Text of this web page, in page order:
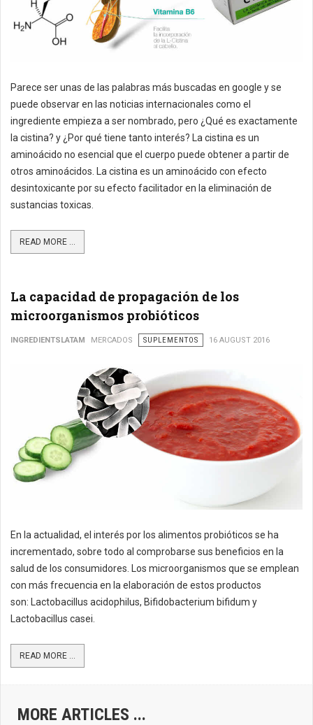
Parece ser unas de las palabras más buscadas en google y se
puede observar en las noticias internacionales como el
ingrediente empieza a ser nombrado, pero ¿Qué es exactamente
la cistina? y ¿Por qué tiene tanto interés? La cistina es un
aminoácido no esencial que el cuerpo puede obtener a partir de
otros aminoácidos. La cistina es un aminoácido con efecto
desintoxicante por su efecto facilitador en la eliminación de
sustancias toxicas.
READ MORE ...
La capacidad de propagación de los
microorganismos probióticos
INGREDIENTSLATAM MERCADOS SUPLEMENTOS 16 AUGUST 2016
En la actualidad, el interés por los alimentos probióticos se ha
incrementado, sobre todo al comprobarse sus beneficios en la
salud de los consumidores. Los microorganismos que se emplean
con más frecuencia en la elaboración de estos productos
son: Lactobacillus acidophilus, Bifidobacterium bifidum y
Lactobacillus casei.
READ MORE ...
MORE ARTICLES ...